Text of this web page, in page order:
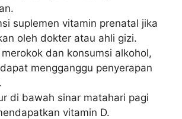
suplemen vitamin prenatal jika
oleh dokter atau ahli gizi.
dan konsumsi alkohol,
mengganggu penyerapan
di bawah sinar matahari pagi
vitamin D.